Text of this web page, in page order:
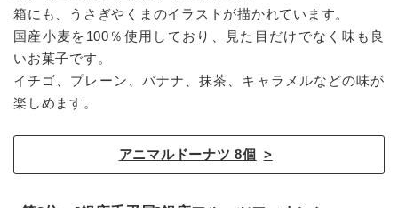
箱にも、うさぎやくまのイラストが描かれています。
国産小麦を100％使用しており、見た目だけでなく味も良
いお菓子です。
イチゴ、プレーン、バナナ、抹茶、キャラメルなどの味が
楽しめます。
アニマルドーナツ 8個